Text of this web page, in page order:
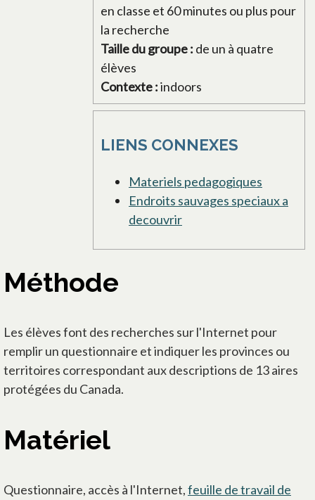
en classe et 60 minutes ou plus pour
la recherche
Taille du groupe : de un à quatre
élèves
Contexte :indoors
LIENS CONNEXES
Materiels pedagogiques
Endroits sauvages speciaux a
decouvrir
Méthode
Les élèves font des recherches sur l'Internet pour
remplir un questionnaire et indiquer les provinces ou
territoires correspondant aux descriptions de 13 aires
protégées du Canada.
Matériel
Questionnaire, accès à l'Internet,feuille de travail de